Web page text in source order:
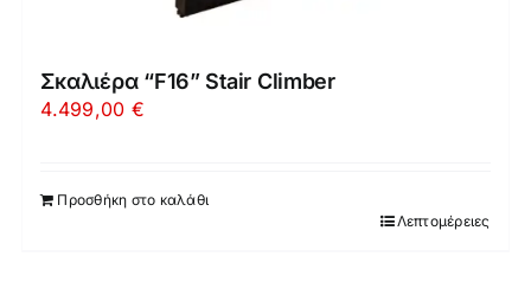
Σκαλιέρα “F16” Stair Climber
4.499,00 €
Προσθήκη στο καλάθι
Λεπτομέρειες